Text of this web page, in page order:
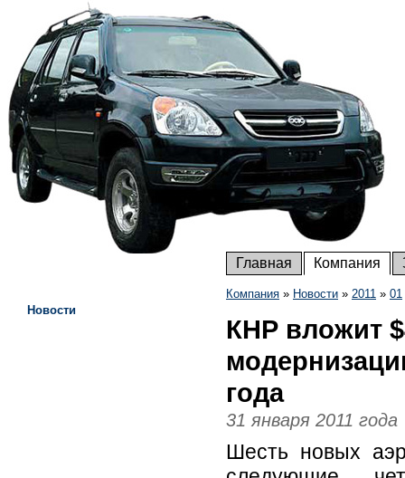
Главная Компания
Компания » Новости » 2011 » 01
КНР вложит
года
31 января 2011 года
Шесть новых
Новости